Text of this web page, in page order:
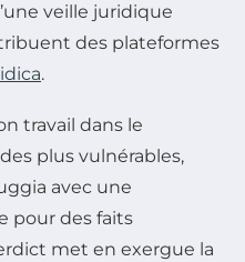
veille juridique
des plateformes
.
travail dans le
plus vulnérables,
avec une
pour des faits
met en exergue la